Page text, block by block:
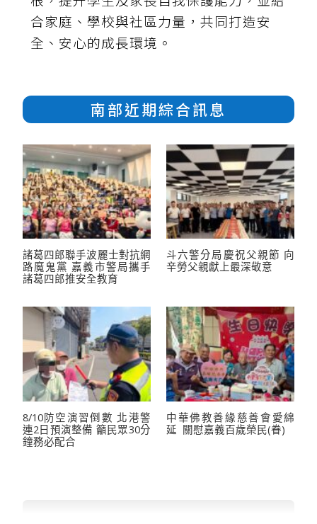
合家庭、學校與社區力量，共同打造安
全、安心的成長環境。
南部近期綜合訊息
諸葛四郎聯手波麗士對抗網
路魔鬼黨 嘉義市警局攜手
諸葛四郎推安全教育
斗六警分局慶祝父親節 向
辛勞父親獻上最深敬意
8/10防空演習倒數 北港警
連2日預演整備 籲民眾30分
鐘務必配合
中華佛教善緣慈善會愛綿
延 關慰嘉義百歲榮民(眷)